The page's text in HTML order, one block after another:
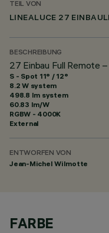
TEIL VON
LINEALUCE 27
BESCHREIBUNG
27 Einbau Full Remote
S - Spot 11° / 12°
8.2 W system
498.8 lm system
60.83 lm/W
RGBW - 4000K
External
ENTWORFEN VON
Jean-Michel Wilmotte
FARBE